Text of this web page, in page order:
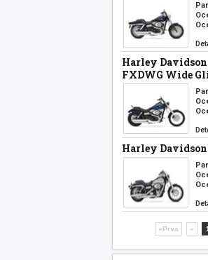
Harley
FXDWG Wide
Harley
«Prva « 1